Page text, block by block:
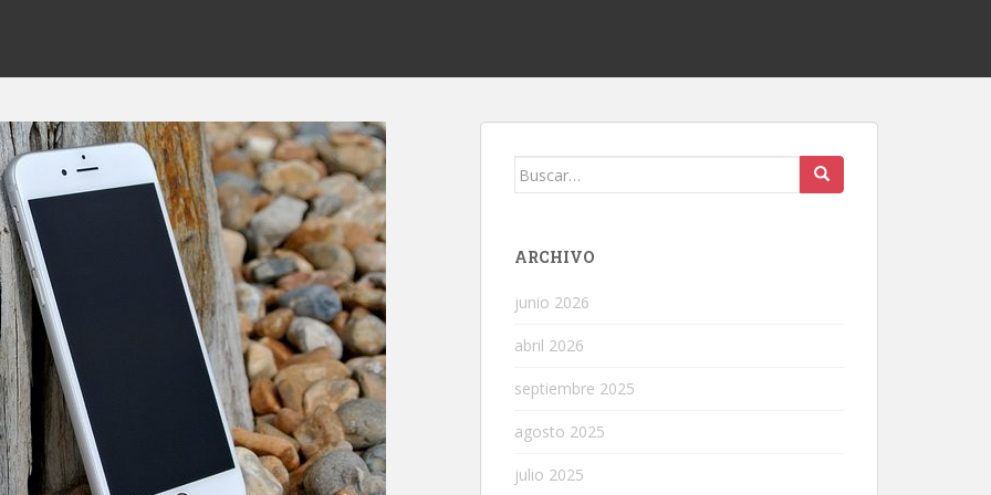
Buscar:
ARCHIVO
junio 2026
abril 2026
septiembre 2025
agosto 2025
julio 2025